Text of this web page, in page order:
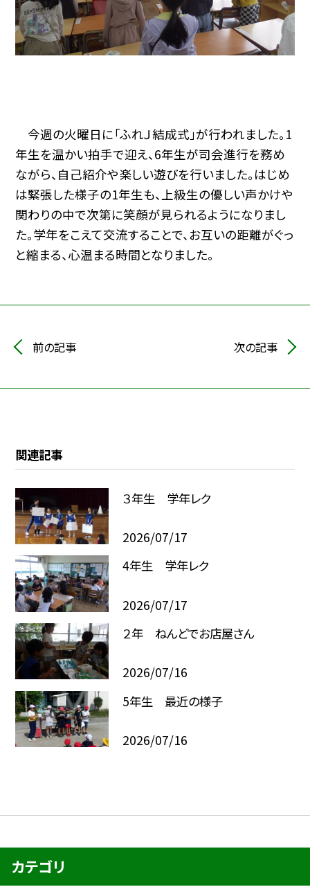
今週の火曜日に「ふれＪ結成式」が行われました。1
年生を温かい拍手で迎え、6年生が司会進行を務め
ながら、自己紹介や楽しい遊びを行いました。はじめ
は緊張した様子の1年生も、上級生の優しい声かけや
関わりの中で次第に笑顔が見られるようになりまし
た。学年をこえて交流することで、お互いの距離がぐっ
と縮まる、心温まる時間となりました。
前の記事 次の記事
関連記事
３年生 学年レク
2026/07/17
4年生 学年レク
2026/07/17
２年 ねんどでお店屋さん
2026/07/16
5年生 最近の様子
2026/07/16
カテゴリ